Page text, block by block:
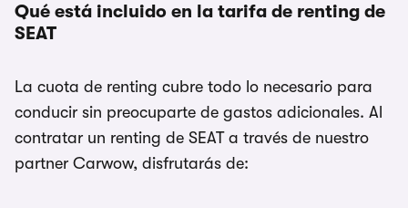
Qué está incluido en la tarifa de renting de
SEAT
La cuota de renting cubre todo lo necesario para
conducir sin preocuparte de gastos adicionales. Al
contratar un renting de SEAT a través de nuestro
partner Carwow, disfrutarás de: